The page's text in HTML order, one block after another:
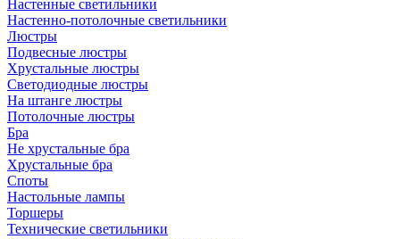
Настенные светильники
Настенно-потолочные светильники
Люстры
Подвесные люстры
Хрустальные люстры
Светодиодные люстры
На штанге люстры
Потолочные люстры
Бра
Не хрустальные бра
Хрустальные бра
Споты
Настольные лампы
Торшеры
Технические светильники